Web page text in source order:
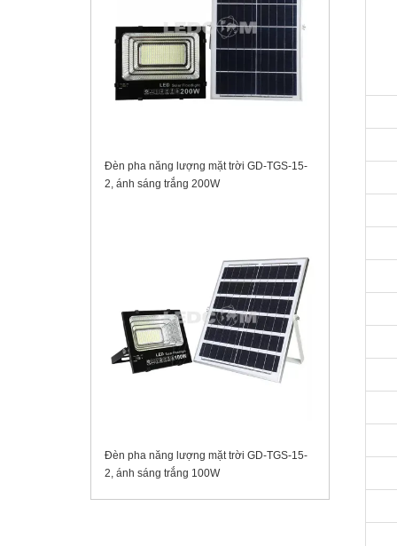
Đèn pha năng lượng mặt trời GD-TGS-15-
2, ánh sáng trắng 200W
Đèn pha năng lượng mặt trời GD-TGS-15-
2, ánh sáng trắng 100W